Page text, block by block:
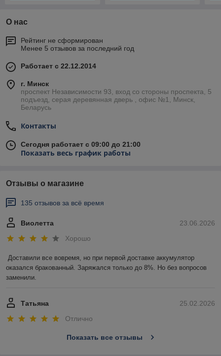
О нас
Рейтинг не сформирован
Менее 5 отзывов за последний год
Работает с 22.12.2014
г. Минск
проспект Независимости 93, вход со стороны проспекта, 5
подъезд, серая деревянная дверь , офис №1, Минск,
Беларусь
Контакты
Сегодня работает с 09:00 до 21:00
Показать весь график работы
Отзывы о магазине
135 отзывов за всё время
23.06.2026
Виолетта
Хорошо
Доставили все вовремя, но при первой доставке аккумулятор
оказался бракованный. Заряжался только до 8%. Но без вопросов
заменили.
25.02.2026
Татьяна
Отлично
Показать все отзывы